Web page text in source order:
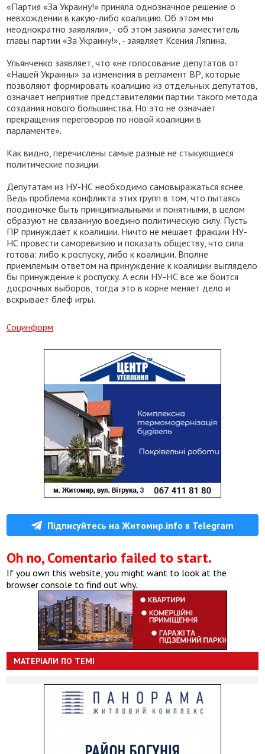
«Партия «За Украину!» приняла однозначное решение о
невхождении в какую-либо коалицию. Об этом мы
неоднократно заявляли», - об этом заявила заместитель
главы партии «За Украину!», - заявляет Ксения Ляпина.
Ульянченко заявляет, что «не голосование депутатов от
«Нашей Украины» за изменения в регламент ВР, которые
позволяют формировать коалицию из отдельных депутатов,
означает неприятие представителями партии такого метода
создания нового большинства. Но это не означает
прекращения переговоров по новой коалиции в
парламенте».
Как видно, перечислены самые разные не стыкующиеся
политические позиции.
Депутатам из НУ-НС необходимо самовыражаться яснее.
Ведь проблема конфликта этих групп в том, что пытаясь
поодиночке быть принципиальными и понятными, в целом
образуют не связанную воедино политическую силу. Пусть
ПР принуждает к коалиции. Ничто не мешает фракции НУ-
НС провести саморевизию и показать обществу, что сила
готова: либо к роспуску, либо к коалиции. Вполне
приемлемым ответом на принуждение к коалиции выглядело
бы принуждение к роспуску. А если НУ-НС все же боится
досрочных выборов, тогда это в корне меняет дело и
вскрывает блеф игры.
Социнформ
Підписуйтесь на Житомир.info в Telegram
Oh no, Comentario failed to start.
If you own this website, you might want to look at the
browser console to find out why.
МАТЕРІАЛИ ПО ТЕМІ